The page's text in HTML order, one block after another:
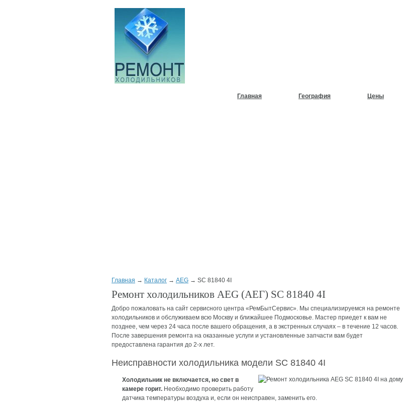
Главная География Цены
Главная → Каталог → AEG → SC 81840 4I
Ремонт холодильников AEG (АЕГ) SC 81840 4I
Добро пожаловать на сайт сервисного центра «РемБытСервис». Мы специализируемся на ремонте
холодильников и обслуживаем всю Москву и ближайшее Подмосковье. Мастер приедет к вам не
позднее, чем через 24 часа после вашего обращения, а в экстренных случаях – в течение 12 часов.
После завершения ремонта на оказанные услуги и установленные запчасти вам будет
предоставлена гарантия до 2-х лет.
Неисправности холодильника модели SC 81840 4I
Холодильник не включается, но свет в
камере горит. Необходимо проверить работу
датчика температуры воздуха и, если он неисправен, заменить его.